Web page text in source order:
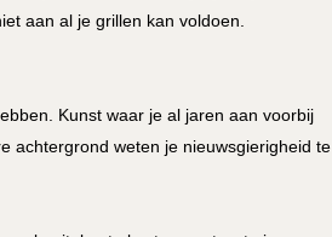
aan al je grillen kan voldoen.
Kunst waar je al jaren aan voorbij
achtergrond weten je nieuwsgierigheid te